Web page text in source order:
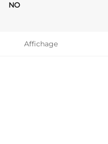
NO
Affichage